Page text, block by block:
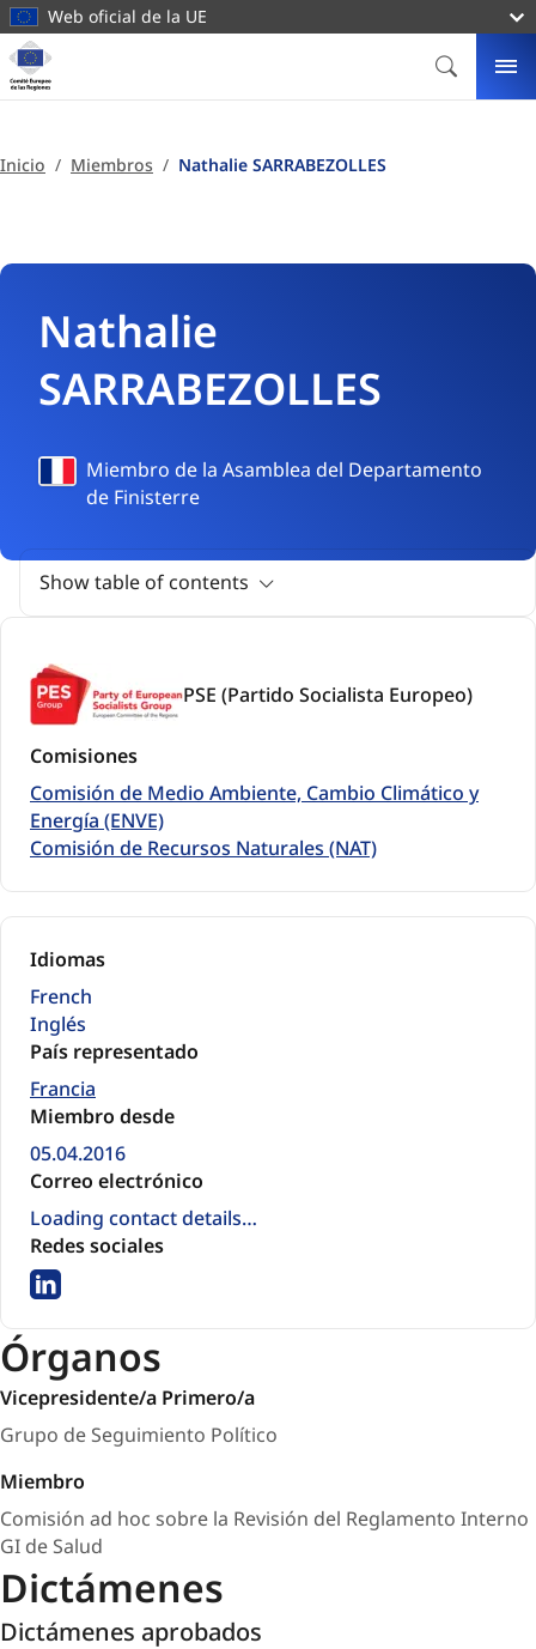
principalWeb oficial de la UE
Página
principal
Comité
de
BUSCAR
Inicio Miembros Nathalie SARRABEZOLLES
Nathalie
SARRABEZOLLES
FranciaMiembro de la Asamblea del Departamento
de Finisterre
Show table of contents
PSE (Partido Socialista Europeo)
Comisiones
Comisión de Medio Ambiente, Cambio Climático y
Energía (ENVE)
Comisión de Recursos Naturales (NAT)
Idiomas
French
Inglés
País representado
Francia
Miembro desde
05.04.2016
Correo electrónico
Loading contact details…
Redes sociales
Órganos
Vicepresidente/a Primero/a
Grupo de Seguimiento Político
Miembro
Comisión ad hoc sobre la Revisión del Reglamento Interno
GI de Salud
Dictámenes
Dictámenes aprobados